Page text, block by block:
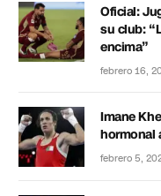
Oficial:
su club:
encima”
febrero 16,
Imane
hormonal
febrero 5,